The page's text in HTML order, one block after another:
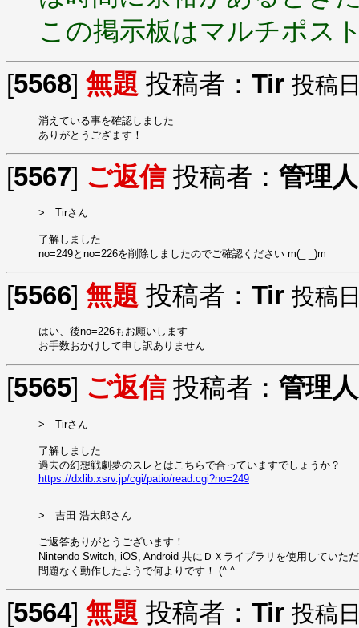
この掲示板はマルチポス
[5568] 無題 投稿者： Tir 投稿
消えている事を確認しました
ありがとうござます！
[5567] ご返信投稿者： 管理人
>　Tirさん
了解しました
no=249とno=226を削除しましたのでご確認ください m(_ _)m
[5566] 無題 投稿者： Tir 投稿
はい、後no=226もお願いします
お手数おかけして申し訳ありません
[5565] ご返信投稿者： 管理人
>　Tirさん
了解しました
https://dxlib.xsrv.jp/cgi/patio/read.cgi?no=249
>　吉田 浩太郎さん
ご返答ありがとうございます！
Nintendo Switch, iOS, Android 共にＤＸライブラリを使用していた
問題なく動作したようで何よりです！ (^ ^
[5564] 無題 投稿者： Tir 投稿